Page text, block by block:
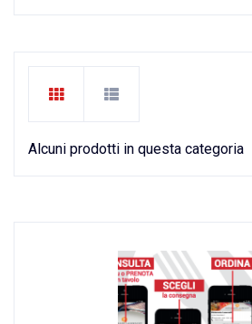
Alcuni prodotti in questa categoria